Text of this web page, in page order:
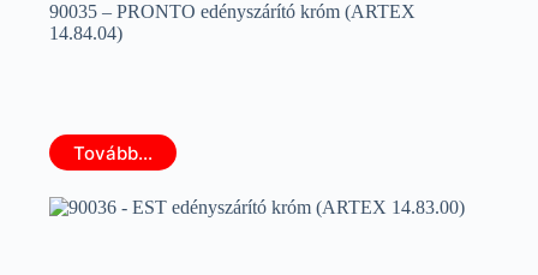
90035 – PRONTO edényszárító króm (ARTEX
14.84.04)
Tovább...